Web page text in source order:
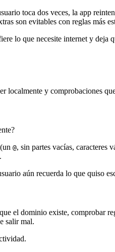
toca dos veces, la app
son evitables con reglas más
lo que necesite internet y deja
localmente y comprobaciones
@, sin partes vacías, caracteres
aún recuerda lo que quiso
el dominio existe, comprobar
salir mal.